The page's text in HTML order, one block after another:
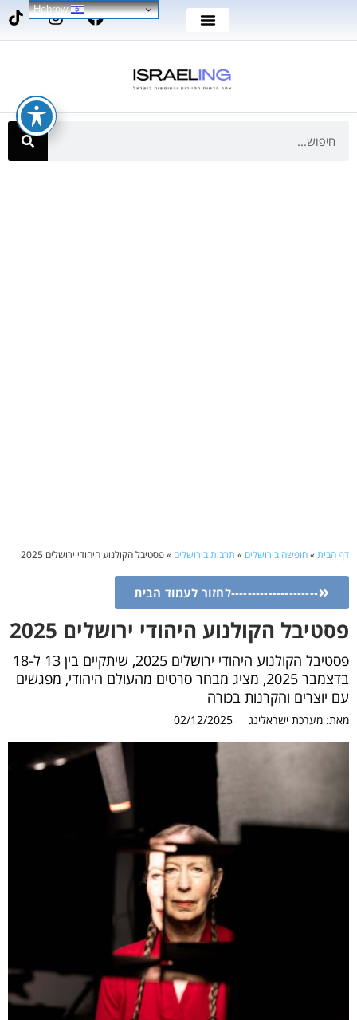
דף הבית»חופשה בירושלים » תרבות בירושלים »פסטיבל הקולנוע היהודי ירושלים 2025
---------------------לחזור לעמוד הבית
פסטיבל הקולנוע היהודי ירושלים 2025
פסטיבל הקולנוע היהודי ירושלים 2025, שיתקיים בין 13 ל-18
בדצמבר 2025, מציג מבחר סרטים מהעולם היהודי, מפגשים
עם יוצרים והקרנות בכורה
מאת: מערכת ישראלינג 02/12/2025
Hebrew